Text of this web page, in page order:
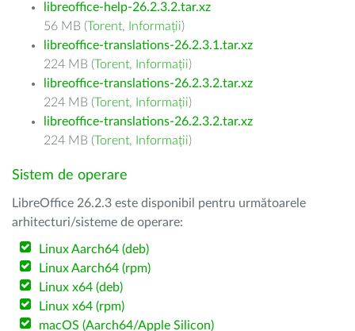
libreoffice-help-26.2.3.2.tar.xz
56 MB (Torent, Informații)
libreoffice-translations-26.2.3.1.tar.xz
224 MB (Torent, Informații)
libreoffice-translations-26.2.3.2.tar.xz
224 MB (Torent, Informații)
libreoffice-translations-26.2.3.2.tar.xz
224 MB (Torent, Informații)
Sistem de operare
LibreOffice 26.2.3 este disponibil pentru următoarele
arhitecturi/sisteme de operare:
Linux Aarch64 (deb)
Linux Aarch64 (rpm)
Linux x64 (deb)
Linux x64 (rpm)
macOS (Aarch64/Apple Silicon)